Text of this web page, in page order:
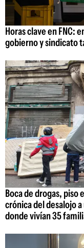
Horas clave en FNC:
gobierno y sindicato
Boca de drogas,
crónica del desalojo
donde vivían 35